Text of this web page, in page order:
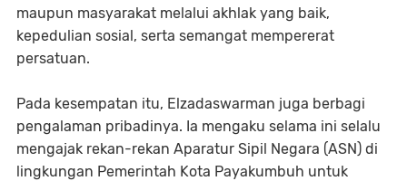
maupun masyarakat melalui akhlak yang baik,
kepedulian sosial, serta semangat mempererat
persatuan.
Pada kesempatan itu, Elzadaswarman juga berbagi
pengalaman pribadinya. Ia mengaku selama ini selalu
mengajak rekan-rekan Aparatur Sipil Negara (ASN) di
lingkungan Pemerintah Kota Payakumbuh untuk